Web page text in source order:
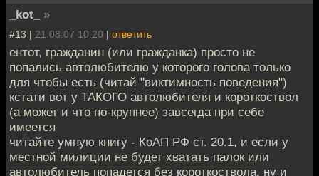
_kot_
»
#13 | 21.08.07 10:20 | ответить
ентот, гражданин (или гражданка) просто не
попались автолюбителю у которого голова только
для чтобы есть (читай "виктимность поведения")
кстати вот у ТАКОГО автолюбителя и короткоствол
(а может и что по-крупнее) завсегда при себе
имеется
читайте умную книгу - КоАП РФ ст. 20.1, и если у
местной милиции не будет хватать палок или
автолюбитель попадется без короткоствола, ну и